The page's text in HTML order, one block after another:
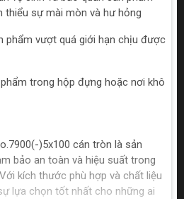
thiểu sự mài mòn và hư hỏng
phẩm vượt quá giới hạn chịu được
trong hộp đựng hoặc nơi khô
)5x100 cán tròn là sản
bảo an toàn và hiệu suất trong
kích thước phù hợp và chất liệu
lựa chọn tốt nhất cho những ai